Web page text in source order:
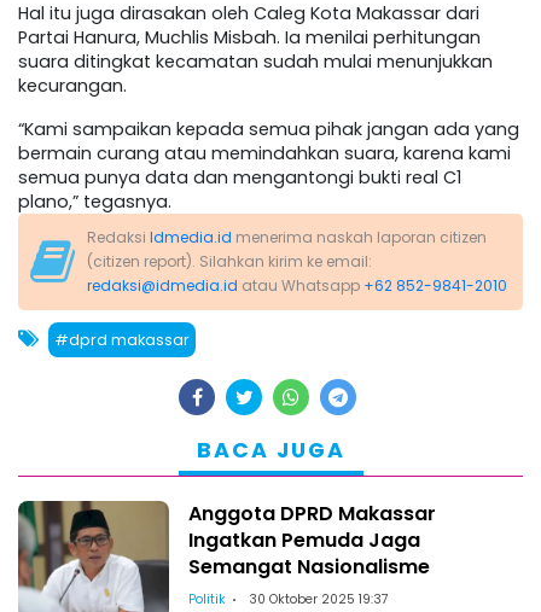
Hal itu juga dirasakan oleh Caleg Kota Makassar dari
Partai Hanura, Muchlis Misbah. Ia menilai perhitungan
suara ditingkat kecamatan sudah mulai menunjukkan
kecurangan.
“Kami sampaikan kepada semua pihak jangan ada yang
bermain curang atau memindahkan suara, karena kami
semua punya data dan mengantongi bukti real C1
plano,” tegasnya.
Redaksi Idmedia.id menerima naskah laporan citizen
(citizen report). Silahkan kirim ke email:
redaksi@idmedia.id atau Whatsapp +62 852-9841-2010
#dprd makassar
BACA JUGA
Anggota DPRD Makassar
Ingatkan Pemuda Jaga
Semangat Nasionalisme
Politik 30 Oktober 2025 19:37